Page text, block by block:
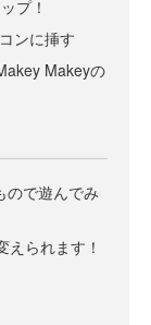
プ！
ンに挿す
Makeyの
ので遊んでみ
られます！